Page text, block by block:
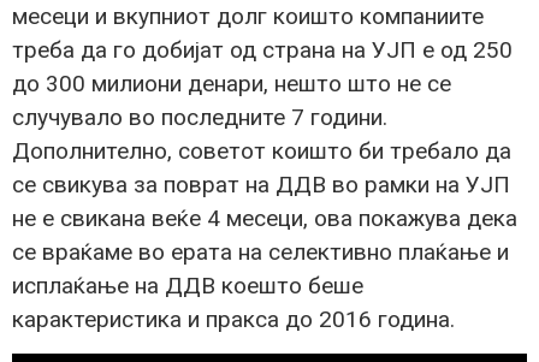
месеци и вкупниот долг коишто компаниите
треба да го добијат од страна на УЈП е од 250
до 300 милиони денари, нешто што не се
случувало во последните 7 години.
Дополнително, советот коишто би требало да
се свикува за поврат на ДДВ во рамки на УЈП
не е свикана веќе 4 месеци, ова покажува дека
се враќаме во ерата на селективно плаќање и
исплаќање на ДДВ коешто беше
карактеристика и пракса до 2016 година.